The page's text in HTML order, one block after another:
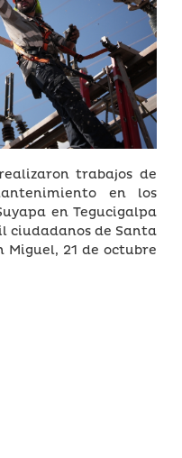
trabajos de
en los
en Tegucigalpa
ciudadanos de Santa
Miguel, 21 de octubre